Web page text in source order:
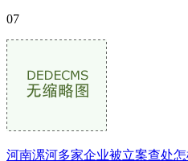
07
河南漯河多家企业被立案查处怎